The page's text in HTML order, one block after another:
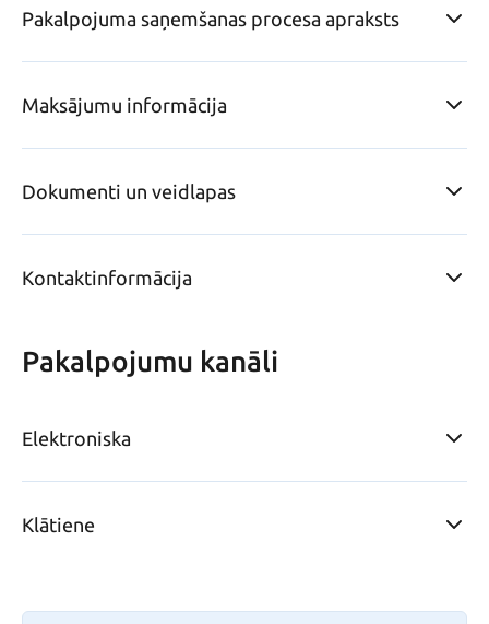
Pakalpojuma saņemšanas procesa apraksts
Maksājumu informācija
Dokumenti un veidlapas
Kontaktinformācija
Pakalpojumu kanāli
Elektroniska
Klātiene